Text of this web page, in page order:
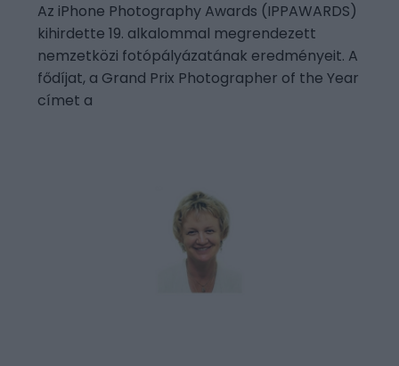
Az iPhone Photography Awards (IPPAWARDS)
kihirdette 19. alkalommal megrendezett
nemzetközi fotópályázatának eredményeit. A
fődíjat, a Grand Prix Photographer of the Year
címet a